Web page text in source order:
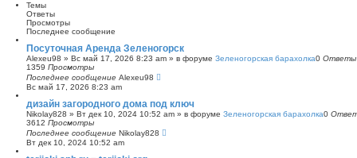
р
е
н
н
ы
й
п
о
и
к
Темы
Ответы
Просмотры
Последнее сообщение
Посуточная Аренда Зеленогорск
Alexeu98 » Вс май 17, 2026 8:23 am » в форуме Зеленогорская барахолка0 Ответы
1359 Просмотры
Последнее сообщение Alexeu98
Вс май 17, 2026 8:23 am
дизайн загородного дома под ключ
Nikolay828 » Вт дек 10, 2024 10:52 am » в форуме Зеленогорская барахолка0
3612 Просмотры
Последнее сообщение Nikolay828
Вт дек 10, 2024 10:52 am